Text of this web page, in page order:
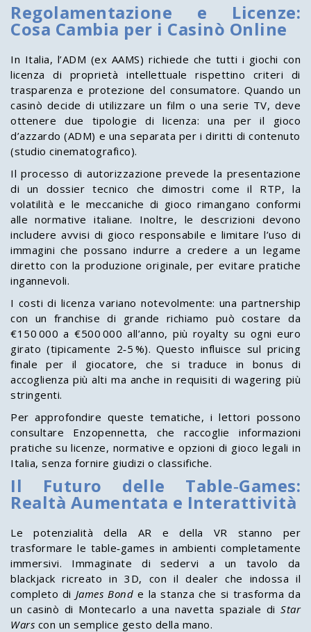
Regolamentazione e Licenze:
Cosa Cambia per i Casinò Online
In Italia, l’ADM (ex AAMS) richiede che tutti i giochi con
licenza di proprietà intellettuale rispettino criteri di
trasparenza e protezione del consumatore. Quando un
casinò decide di utilizzare un film o una serie TV, deve
ottenere due tipologie di licenza: una per il gioco
d’azzardo (ADM) e una separata per i diritti di contenuto
(studio cinematografico).
Il processo di autorizzazione prevede la presentazione
di un dossier tecnico che dimostri come il RTP, la
volatilità e le meccaniche di gioco rimangano conformi
alle normative italiane. Inoltre, le descrizioni devono
includere avvisi di gioco responsabile e limitare l’uso di
immagini che possano indurre a credere a un legame
diretto con la produzione originale, per evitare pratiche
ingannevoli.
I costi di licenza variano notevolmente: una partnership
con un franchise di grande richiamo può costare da
€150 000 a €500 000 all’anno, più royalty su ogni euro
girato (tipicamente 2‑5 %). Questo influisce sul pricing
finale per il giocatore, che si traduce in bonus di
accoglienza più alti ma anche in requisiti di wagering più
stringenti.
Per approfondire queste tematiche, i lettori possono
consultare Enzopennetta, che raccoglie informazioni
pratiche su licenze, normative e opzioni di gioco legali in
Italia, senza fornire giudizi o classifiche.
Il Futuro delle Table‑Games:
Realtà Aumentata e Interattività
Le potenzialità della AR e della VR stanno per
trasformare le table‑games in ambienti completamente
immersivi. Immaginate di sedervi a un tavolo da
blackjack ricreato in 3D, con il dealer che indossa il
completo di James Bond e la stanza che si trasforma da
un casinò di Montecarlo a una navetta spaziale di Star
Wars con un semplice gesto della mano.